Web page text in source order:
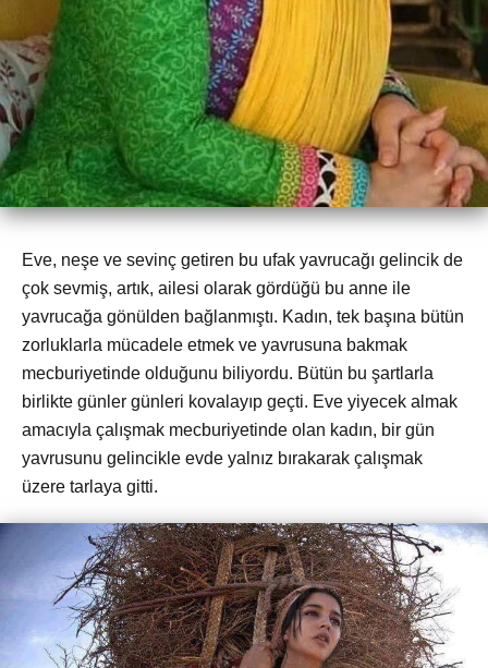
Eve, neşe ve sevinç getiren bu ufak yavrucağı gelincik de
çok sevmiş, artık, ailesi olarak gördüğü bu anne ile
yavrucağa gönülden bağlanmıştı. Kadın, tek başına bütün
zorluklarla mücadele etmek ve yavrusuna bakmak
mecburiyetinde olduğunu biliyordu. Bütün bu şartlarla
birlikte günler günleri kovalayıp geçti. Eve yiyecek almak
amacıyla çalışmak mecburiyetinde olan kadın, bir gün
yavrusunu gelincikle evde yalnız bırakarak çalışmak
üzere tarlaya gitti.